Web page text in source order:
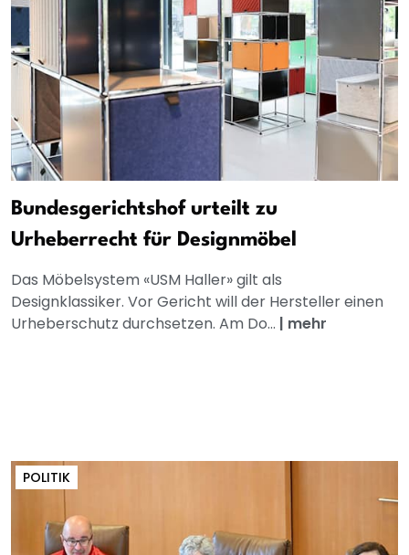
Bundesgerichtshof urteilt zu
Urheberrecht für Designmöbel
Das Möbelsystem «USM Haller» gilt als
Designklassiker. Vor Gericht will der Hersteller einen
Urheberschutz durchsetzen. Am Do... | mehr
POLITIK